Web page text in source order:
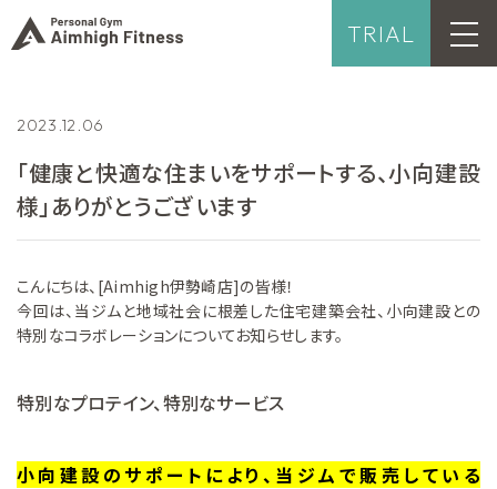
TRIAL
2023.12.06
「健康と快適な住まいをサポートする、小向建設
様」ありがとうございます
こんにちは、[Aimhigh伊勢崎店]の皆様！
今回は、当ジムと地域社会に根差した住宅建築会社、小向建設との
特別なコラボレーションについてお知らせします。
特別なプロテイン、特別なサービス
小向建設のサポートにより、当ジムで販売している